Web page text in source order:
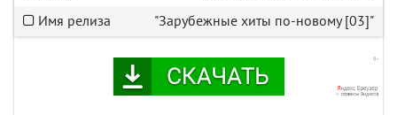
Имя релиза
"Зарубежные хиты по-новому [03]"